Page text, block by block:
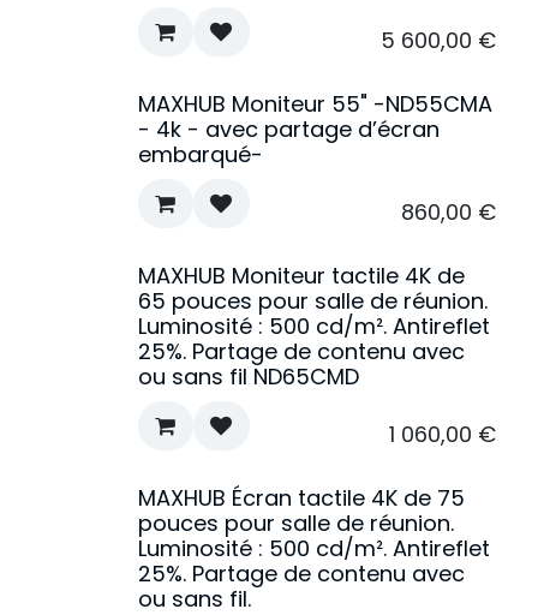
5 600,00 €
MAXHUB Moniteur 55" -ND55CMA
- 4k - avec partage d’écran
embarqué-
860,00 €
MAXHUB Moniteur tactile 4K de
65 pouces pour salle de réunion.
Luminosité : 500 cd/m². Antireflet
25%. Partage de contenu avec
ou sans fil ND65CMD
1 060,00 €
MAXHUB Écran tactile 4K de 75
pouces pour salle de réunion.
Luminosité : 500 cd/m². Antireflet
25%. Partage de contenu avec
ou sans fil.